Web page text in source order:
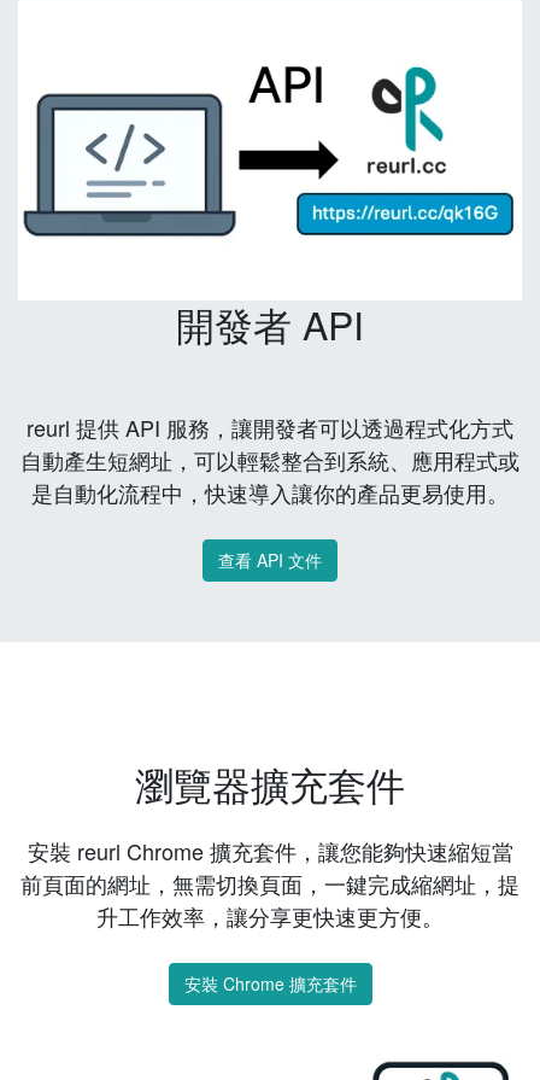
開發者 API
reurl 提供 API 服務，讓開發者可以透過程式化方式
自動產生短網址，可以輕鬆整合到系統、應用程式或
是自動化流程中，快速導入讓你的產品更易使用。
查看 API 文件
瀏覽器擴充套件
安裝 reurl Chrome 擴充套件，讓您能夠快速縮短當
前頁面的網址，無需切換頁面，一鍵完成縮網址，提
升工作效率，讓分享更快速更方便。
安裝 Chrome 擴充套件